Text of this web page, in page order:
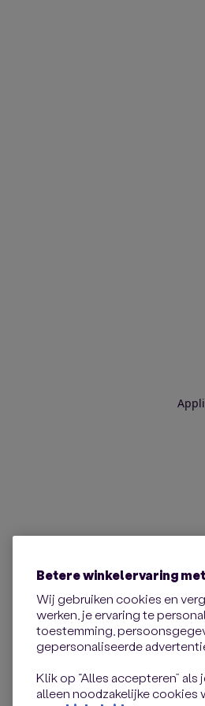
Betere winkelervaring
Wij gebruiken cookies en
werken, je ervaring te
toestemming,
gepersonaliseerde
Klik op “Alles accepteren” als
alleen noodzakelijke cookies